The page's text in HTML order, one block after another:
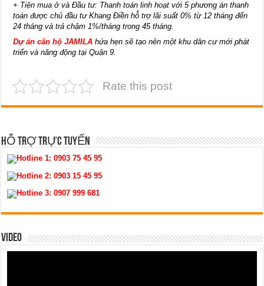
+ Tiện mua ở và Đầu tư: Thanh toán linh hoạt với 5 phương án thanh
toán được chủ đầu tư Khang Điền hỗ trợ lãi suất 0% từ 12 tháng đến
24 tháng và trả chậm 1%/tháng trong 45 tháng.
Dự án căn hộ JAMILA hứa hẹn sẽ tạo nên một khu dân cư mới phát
triển và năng động tại Quận 9.
Rate this post
HỖ TRỢ TRỰC TUYẾN
Hotline 1:0903 75 45 95
Hotline 2:0903 15 45 95
Hotline 3:0907 999 681
VIDEO